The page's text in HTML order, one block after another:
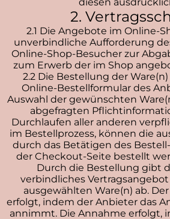
2.
2.1 Die Angebote im Online-
unverbindliche Aufforderung
Online-Shop-Besucher zur
zum Erwerb der im Shop
2.2 Die Bestellung der
Online-Bestellformular des
Auswahl der gewünschten
abgefragten
Durchlaufen aller anderen
im Bestellprozess, können die
durch das Betätigen des
der Checkout-Seite bestellt
Durch die Bestellung gibt
verbindliches
ausgewählten Ware(n) ab.
erfolgt, indem der Anbieter das
annimmt. Die Annahme erfolgt,